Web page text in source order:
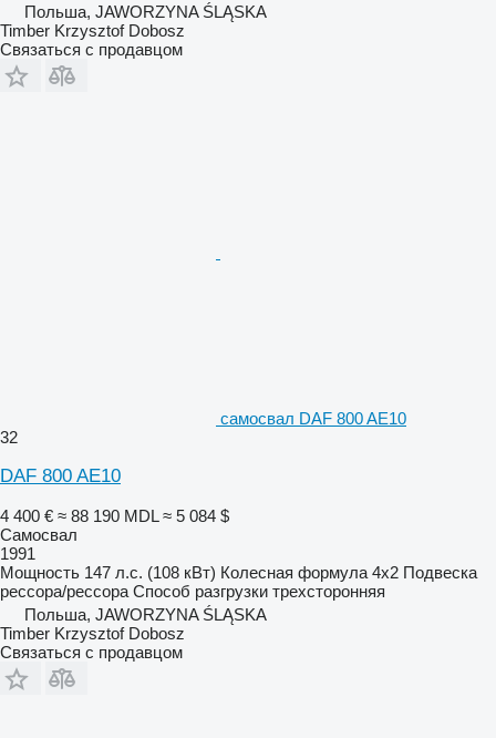
Польша, JAWORZYNA ŚLĄSKA
Timber Krzysztof Dobosz
Связаться с продавцом
самосвал DAF 800 AE10
32
DAF 800 AE10
4 400 € ≈ 88 190 MDL ≈ 5 084 $
Самосвал
1991
Мощность 147 л.с. (108 кВт) Колесная формула 4x2 Подвеска
рессора/рессора Способ разгрузки трехсторонняя
Польша, JAWORZYNA ŚLĄSKA
Timber Krzysztof Dobosz
Связаться с продавцом